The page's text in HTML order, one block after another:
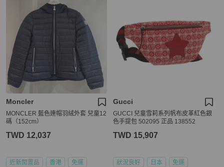
Moncler
MONCLER 藍色連帽羽絨外套 兒童12
碼（152cm）
TWD 12,037
近新閒置品 香港 免運
Gucci
GUCCI 兒童雪莉系列帆布皮革紅色銀
色手提包 502095 正品 138552
TWD 15,907
狀況良好 日本 免運